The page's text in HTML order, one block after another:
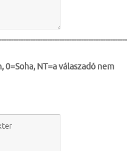
NT=a válaszadó nem